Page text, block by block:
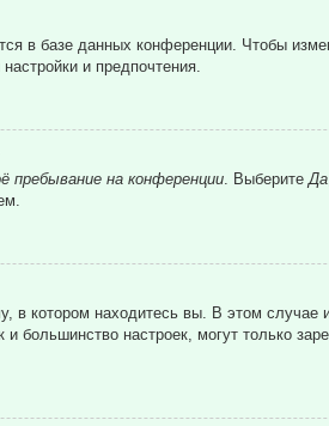
в базе данных конференции. Чтобы
и предпочтения.
пребывание на конференции. ВыберитеДа
котором находитесь вы. В этом случае
большинство настроек, могут только